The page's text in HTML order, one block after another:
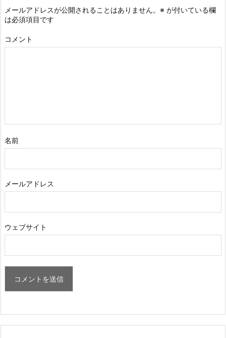
メールアドレスが公開されることはありません。 ※ が付いている欄
は必須項目です
コメント
名前
メールアドレス
ウェブサイト